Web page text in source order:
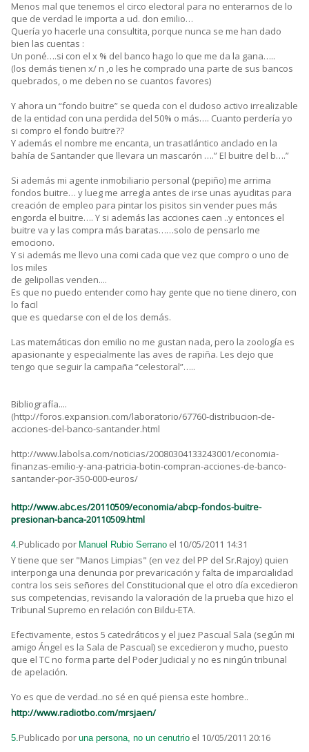
Menos mal que tenemos el circo electoral para no enterarnos de lo
que de verdad le importa a ud. don emilio…
Quería yo hacerle una consultita, porque nunca se me han dado
bien las cuentas :
Un poné….si con el x % del banco hago lo que me da la gana…..
(los demás tienen x/ n ,o les he comprado una parte de sus bancos
quebrados, o me deben no se cuantos favores)
Y ahora un “fondo buitre” se queda con el dudoso activo irrealizable
de la entidad con una perdida del 50% o más…. Cuanto perdería yo
si compro el fondo buitre??
Y además el nombre me encanta, un trasatlántico anclado en la
bahía de Santander que llevara un mascarón ….” El buitre del b….”
Si además mi agente inmobiliario personal (pepiño) me arrima
fondos buitre… y lueg me arregla antes de irse unas ayuditas para
creación de empleo para pintar los pisitos sin vender pues más
engorda el buitre…. Y si además las acciones caen ..y entonces el
buitre va y las compra más baratas……solo de pensarlo me
emociono.
Y si además me llevo una comi cada que vez que compro o uno de
los miles
de gelipollas venden....
Es que no puedo entender como hay gente que no tiene dinero, con
lo facil
que es quedarse con el de los demás.
Las matemáticas don emilio no me gustan nada, pero la zoología es
apasionante y especialmente las aves de rapiña. Les dejo que
tengo que seguir la campaña “celestoral”…..
Bibliografía....
(http://foros.expansion.com/laboratorio/67760-distribucion-de-
acciones-del-banco-santander.html
http://www.labolsa.com/noticias/20080304133243001/economia-
finanzas-emilio-y-ana-patricia-botin-compran-acciones-de-banco-
santander-por-350-000-euros/
http://www.abc.es/20110509/economia/abcp-fondos-buitre-
presionan-banca-20110509.html
4.Publicado por Manuel Rubio Serrano el 10/05/2011 14:31
Y tiene que ser "Manos Limpias" (en vez del PP del Sr.Rajoy) quien
interponga una denuncia por prevaricación y falta de imparcialidad
contra los seis señores del Constitucional que el otro día excedieron
sus competencias, revisando la valoración de la prueba que hizo el
Tribunal Supremo en relación con Bildu-ETA.
Efectivamente, estos 5 catedráticos y el juez Pascual Sala (según mi
amigo Ángel es la Sala de Pascual) se excedieron y mucho, puesto
que el TC no forma parte del Poder Judicial y no es ningún tribunal
de apelación.
Yo es que de verdad..no sé en qué piensa este hombre..
http://www.radiotbo.com/mrsjaen/
5.Publicado por una persona, no un cenutrio el 10/05/2011 20:16